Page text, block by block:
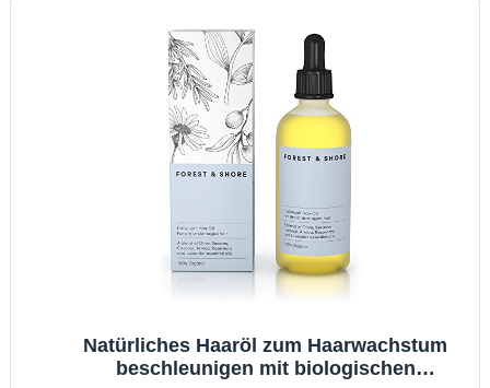
Natürliches Haaröl zum Haarwachstum
beschleunigen mit biologischen